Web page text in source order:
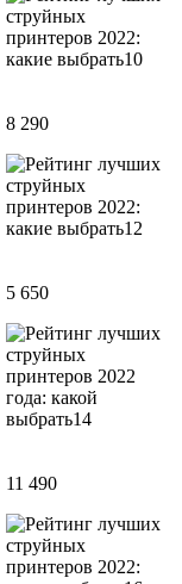
8 290
5 650
11 490